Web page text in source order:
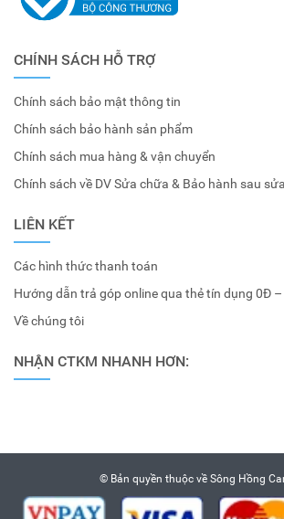
CHÍNH SÁCH HỖ TRỢ
Chính sách bảo mật thông tin
Chính sách bảo hành sản phẩm
Chính sách mua hàng & vận chuyển
Chính sách về DV Sửa chữa & Bảo hành sau
LIÊN KẾT
Các hình thức thanh toán
Hướng dẫn trả góp online qua thẻ tín dụng 0Đ –
Về chúng tôi
NHẬN CTKM NHANH HƠN:
© Bản quyền thuộc về Sông Hồng